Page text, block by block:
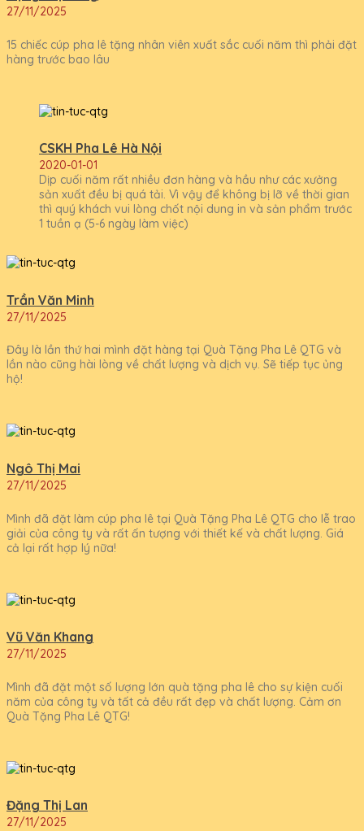
27/11/2025
15 chiếc cúp pha lê tặng nhân viên xuất sắc cuối năm thì phải đặt
hàng trước bao lâu
CSKH Pha Lê Hà Nội
2020-01-01
Dịp cuối năm rất nhiều đơn hàng và hầu như các xưởng
sản xuất đều bị quá tải. Vì vậy để không bị lỡ về thời gian
thì quý khách vui lòng chốt nội dung in và sản phẩm trước
1 tuần ạ (5-6 ngày làm việc)
Trần Văn Minh
27/11/2025
Đây là lần thứ hai mình đặt hàng tại Quà Tặng Pha Lê QTG và
lần nào cũng hài lòng về chất lượng và dịch vụ. Sẽ tiếp tục ủng
hộ!
Ngô Thị Mai
27/11/2025
Mình đã đặt làm cúp pha lê tại Quà Tặng Pha Lê QTG cho lễ trao
giải của công ty và rất ấn tượng với thiết kế và chất lượng. Giá
cả lại rất hợp lý nữa!
Vũ Văn Khang
27/11/2025
Mình đã đặt một số lượng lớn quà tặng pha lê cho sự kiện cuối
năm của công ty và tất cả đều rất đẹp và chất lượng. Cảm ơn
Quà Tặng Pha Lê QTG!
Đặng Thị Lan
27/11/2025